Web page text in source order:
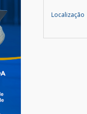
Localização